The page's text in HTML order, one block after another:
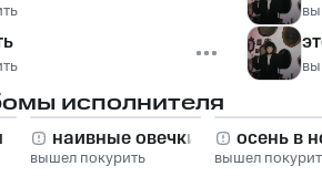
исполнителя
наивные овечки
вышел покурить
осень в
вышел